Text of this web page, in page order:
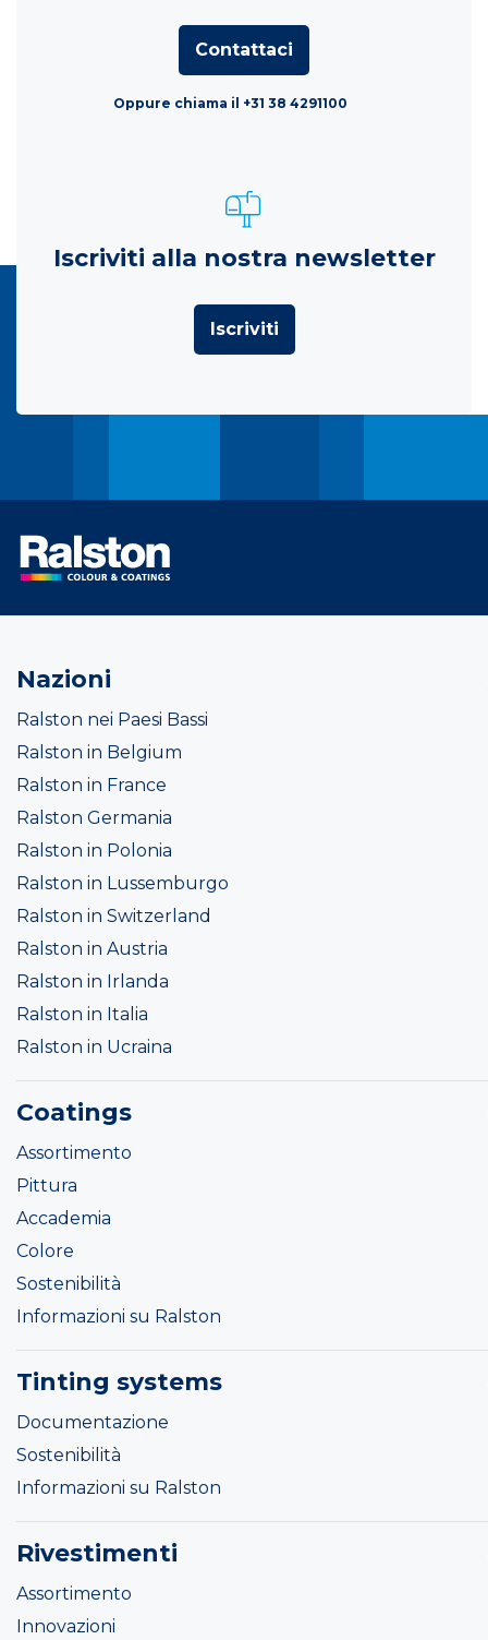
Contattaci
Oppure chiama il +31 38 4291100
Iscriviti alla nostra newsletter
Iscriviti
Nazioni
Ralston nei Paesi Bassi
Ralston in Belgium
Ralston in France
Ralston Germania
Ralston in Polonia
Ralston in Lussemburgo
Ralston in Switzerland
Ralston in Austria
Ralston in Irlanda
Ralston in Italia
Ralston in Ucraina
Coatings
Assortimento
Pittura
Accademia
Colore
Sostenibilità
Informazioni su Ralston
Tinting systems
Documentazione
Sostenibilità
Informazioni su Ralston
Rivestimenti
Assortimento
Innovazioni